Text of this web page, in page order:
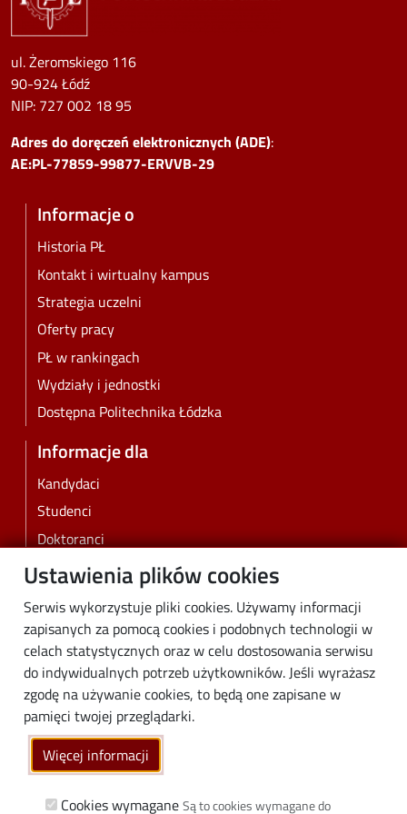
Ustawienia plików cookies
Serwis wykorzystuje pliki cookies. Używamy informacji
zapisanych za pomocą cookies i podobnych technologii w
celach statystycznych oraz w celu dostosowania serwisu
do indywidualnych potrzeb użytkowników. Jeśli wyrażasz
zgodę na używanie cookies, to będą one zapisane w
pamięci twojej przeglądarki.
Więcej informacji
Cookies wymagane Są to cookies wymagane do
ul. Żeromskiego 116
90-924 Łódź
NIP: 727 002 18 95
Adres do doręczeń elektronicznych (ADE):
AE:PL-77859-99877-ERVVB-29
Informacje o
Historia PŁ
Kontakt i wirtualny kampus
Strategia uczelni
Oferty pracy
PŁ w rankingach
Wydziały i jednostki
Dostępna Politechnika Łódzka
Informacje dla
Kandydaci
Studenci
Doktoranci
Pracownicy
Biznes
Media
Społeczność lokalna
Linki
Wikamp
Poczta elektroniczna
Biblioteka PŁ